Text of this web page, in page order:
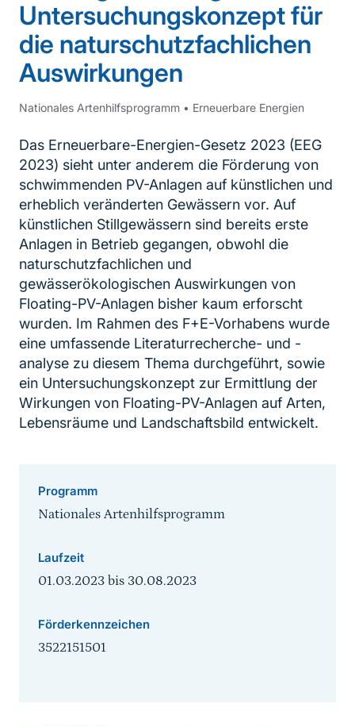
Untersuchungskonzept für
die naturschutzfachlichen
Auswirkungen
Nationales Artenhilfsprogramm • Erneuerbare Energien
Das Erneuerbare-Energien-Gesetz 2023 (EEG
2023) sieht unter anderem die Förderung von
schwimmenden PV-Anlagen auf künstlichen und
erheblich veränderten Gewässern vor. Auf
künstlichen Stillgewässern sind bereits erste
Anlagen in Betrieb gegangen, obwohl die
naturschutzfachlichen und
gewässerökologischen Auswirkungen von
Floating-PV-Anlagen bisher kaum erforscht
wurden. Im Rahmen des F+E-Vorhabens wurde
eine umfassende Literaturrecherche- und -
analyse zu diesem Thema durchgeführt, sowie
ein Untersuchungskonzept zur Ermittlung der
Wirkungen von Floating-PV-Anlagen auf Arten,
Lebensräume und Landschaftsbild entwickelt.
Programm
Nationales Artenhilfsprogramm
Laufzeit
01.03.2023 bis 30.08.2023
Förderkennzeichen
3522151501